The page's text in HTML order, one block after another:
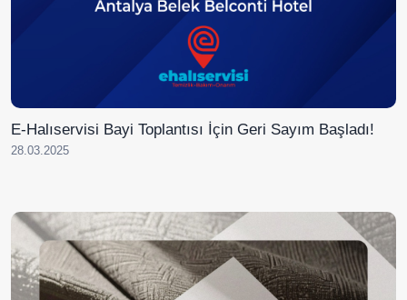
E-Halıservisi Bayi Toplantısı İçin Geri Sayım Başladı!
28.03.2025